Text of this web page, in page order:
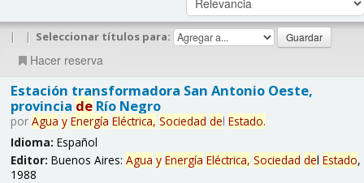
| | Seleccionar títulos para:
Hacer reserva
Estación transformadora San Antonio Oeste,
provincia deRío Negro
por Agua y Energía Eléctrica, Sociedad del Estado.
Idioma: Español
Editor: Buenos Aires: Agua y Energía Eléctrica, Sociedad del Estado,
1988